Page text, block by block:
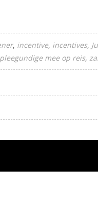
incentive incentives
mee op reis